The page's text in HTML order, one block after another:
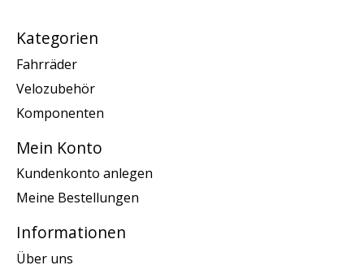
Kategorien
Fahrräder
Velozubehör
Komponenten
Mein Konto
Kundenkonto anlegen
Meine Bestellungen
Informationen
Über uns